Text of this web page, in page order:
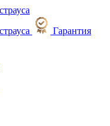
Гарантия